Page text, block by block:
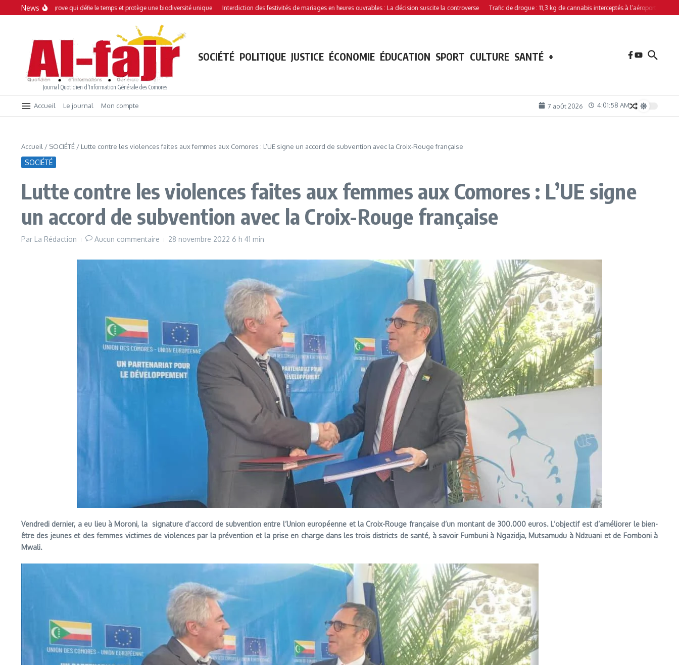
Aller au contenu
News
: Une mangrove qui défie le temps et protège une biodiversité unique Interdiction des festivités de mariages en heures ouvrables : La décision suscite la controverse Trafic de drogue : 11,3 kg de cannabis interceptés à l’aéroport de Hahaya
Journal Quotidien d'Information Générale des Comores
SOCIÉTÉ POLITIQUE JUSTICE ÉCONOMIE ÉDUCATION SPORT CULTURE SANTÉ +
Accueil Le journal Mon compte 7 août 2026 4:01:59 AM
Accueil / SOCIÉTÉ / Lutte contre les violences faites aux femmes aux Comores : L’UE signe un accord de subvention avec la Croix-Rouge française
SOCIÉTÉ
Lutte contre les violences faites aux femmes aux Comores : L’UE signe
un accord de subvention avec la Croix-Rouge française
Par La Rédaction Aucun commentaire 28 novembre 2022 6 h 41 min
Vendredi dernier, a eu lieu à Moroni, la signature d’accord de subvention entre l’Union européenne et la Croix-Rouge française d’un montant de 300.000 euros. L’objectif est d’améliorer le bien-
être des jeunes et des femmes victimes de violences par la prévention et la prise en charge dans les trois districts de santé, à savoir Fumbuni à Ngazidja, Mutsamudu à Ndzuani et de Fomboni à
Mwali.